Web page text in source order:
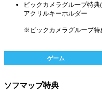
ビックカメラグループ特
アクリルキーホルダー
※ビックカメラグループ特
ゲーム
ソフマップ特典